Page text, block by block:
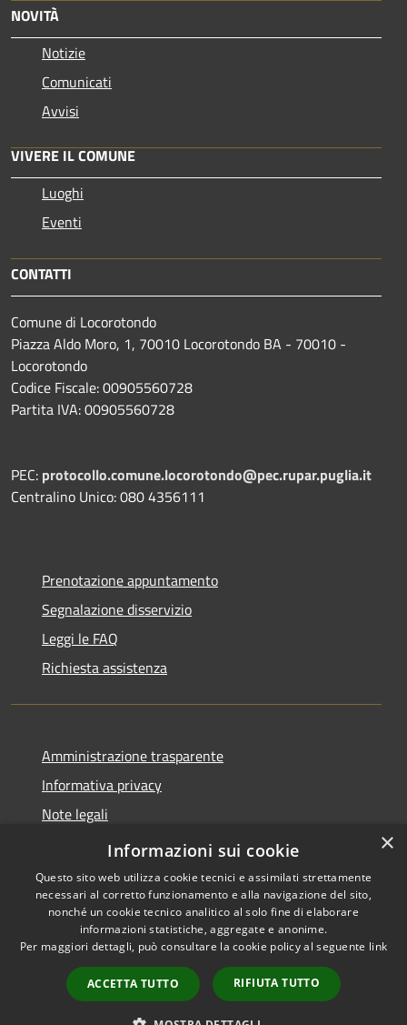
NOVITÀ
Notizie
Comunicati
Avvisi
VIVERE IL COMUNE
Luoghi
Eventi
CONTATTI
Comune di Locorotondo
Piazza Aldo Moro, 1, 70010 Locorotondo BA - 70010 -
Locorotondo
Codice Fiscale: 00905560728
Partita IVA: 00905560728
PEC: protocollo.comune.locorotondo@pec.rupar.puglia.it
Centralino Unico: 080 4356111
Prenotazione appuntamento
Segnalazione disservizio
Leggi le FAQ
Richiesta assistenza
Amministrazione trasparente
Informativa privacy
Note legali
Dichiarazione di accessibilità
Accessibilità
Copyright © 2026 • Comune di
Locorotondo • Powered by
Municipium•
Accesso
redazione
×
Informazioni sui cookie
Questo sito web utilizza cookie tecnici e assimilati strettamente
necessari al corretto funzionamento e alla navigazione del sito,
nonché un cookie tecnico analitico al solo fine di elaborare
informazioni statistiche, aggregate e anonime.
Per maggiori dettagli, può consultare la cookie policy al seguente link
ACCETTA TUTTO RIFIUTA TUTTO